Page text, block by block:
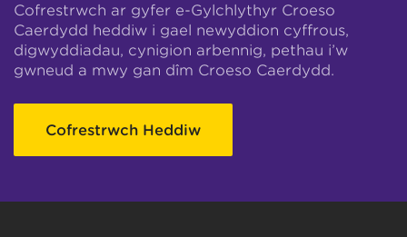
Cofrestrwch ar gyfer e-Gylchlythyr Croeso
Caerdydd heddiw i gael newyddion cyffrous,
digwyddiadau, cynigion arbennig, pethau i’w
gwneud a mwy gan dîm Croeso Caerdydd.
Cofrestrwch Heddiw